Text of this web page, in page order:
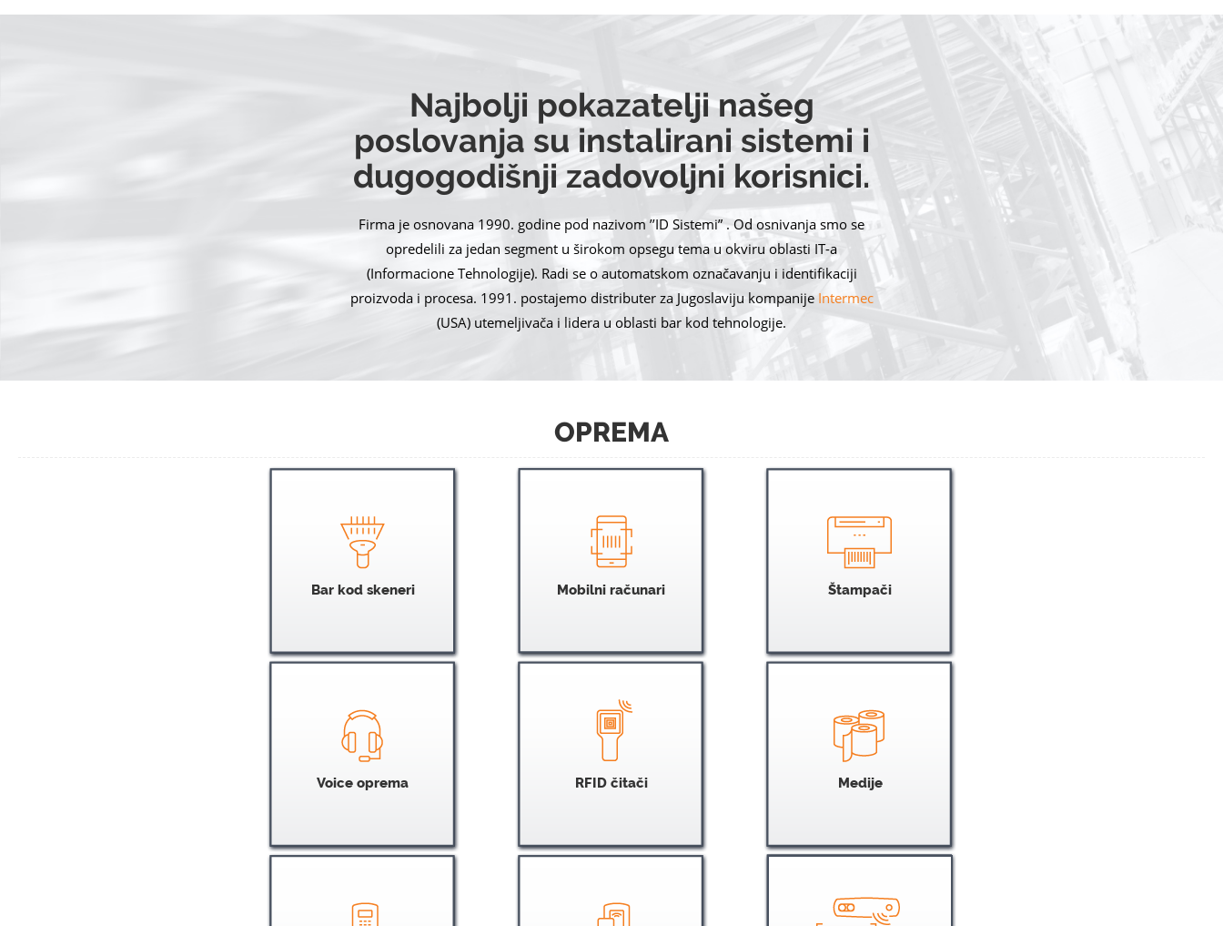
Najbolji pokazatelji našeg
poslovanja su instalirani sistemi i
dugogodišnji zadovoljni korisnici.
Firma je osnovana 1990. godine pod nazivom ’’ID Sistemi” . Od osnivanja smo se
opredelili za jedan segment u širokom opsegu tema u okviru oblasti IT-a
(Informacione Tehnologije). Radi se o automatskom označavanju i identifikaciji
proizvoda i procesa. 1991. postajemo distributer za Jugoslaviju kompanije Intermec
(USA) utemeljivača i lidera u oblasti bar kod tehnologije.
OPREMA
Bar kod skeneri Mobilni računari Štampači
Voice oprema RFID čitači Medije